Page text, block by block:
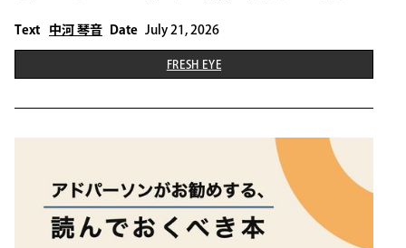
Text 中河 琴音 Date July 21, 2026
FRESH EYE
THIS IS SOME TEXT INSIDE OF A DIV BLOCK.